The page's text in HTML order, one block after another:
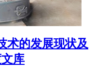
术的发展现状及
库